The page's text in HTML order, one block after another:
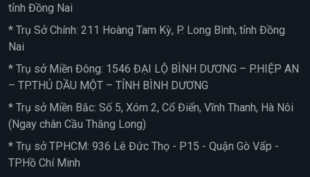
tỉnh Đồng Nai
* Trụ Sở Chính: 211 Hoàng Tam Kỳ, P. Long Bình, tỉnh Đồng
Nai
* Trụ sở Miền Đông: 1546 ĐẠI LỘ BÌNH DƯƠNG – P.HIỆP AN
– TP.THỦ DẦU MỘT – TỈNH BÌNH DƯƠNG
* Trụ sở Miền Bắc: Số 5, Xóm 2, Cổ Điển, Vĩnh Thanh, Hà Nôi
(Ngay chân Cầu Thăng Long)
* Trụ sở TPHCM: 936 Lê Đức Thọ - P15 - Quận Gò Vấp -
TP.Hồ Chí Minh